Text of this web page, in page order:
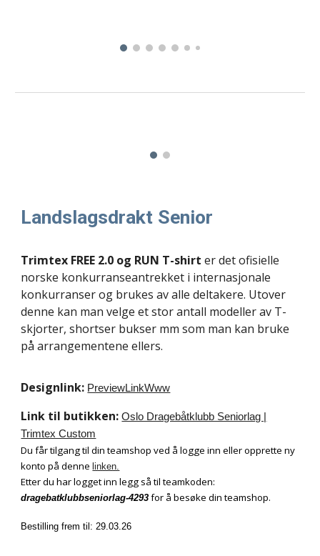
Landslagsdrakt Senior
Trimtex FREE 2.0 og RUN T-shirt er det ofisielle
norske konkurranseantrekket i internasjonale
konkurranser og brukes av alle deltakere. Utover
denne kan man velge et stor antall modeller av T-
skjorter, shortser bukser mm som man kan bruke
på arrangementene ellers.
Designlink: PreviewLinkWww
Link til butikken:Oslo Dragebåtklubb Seniorlag |
Trimtex Custom
Du får tilgang til din teamshop ved å logge inn eller opprette ny
konto på denne linken.
Etter du har logget inn legg så til teamkoden:
dragebatklubbseniorlag-4293 for å besøke din teamshop.
Bestilling frem til: 29.03.26